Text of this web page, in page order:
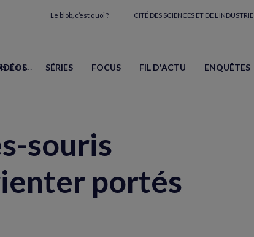
Le blob, c’est quoi ? CITÉ DES SCIENCES ET DE L'INDUSTRIE
SÉRIES FOCUS FIL D'ACTU ENQUÊTES
Les bébés chauves-souris apprennent à s'orienter portés par leur mère
souris
portés